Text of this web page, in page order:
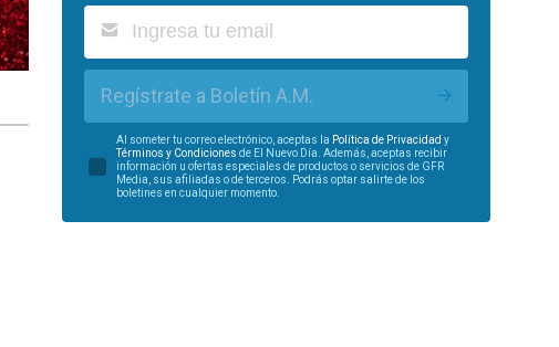
Regístrate a Boletín A.M.
Al someter tu correo electrónico, aceptas la Política de Privacidad y
Términos y Condiciones de El Nuevo Día. Además, aceptas recibir
información u ofertas especiales de productos o servicios de GFR
Media, sus afiliadas o de terceros. Podrás optar salirte de los
boletines en cualquier momento.